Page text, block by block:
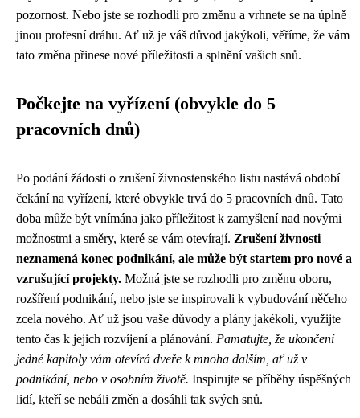
pozornost. Nebo jste se rozhodli pro změnu a vrhnete se na úplně
jinou profesní dráhu. Ať už je váš důvod jakýkoli, věříme, že vám
tato změna přinese nové příležitosti a splnění vašich snů.
Počkejte na vyřízení (obvykle do 5
pracovních dnů)
Po podání žádosti o zrušení živnostenského listu nastává období
čekání na vyřízení, které obvykle trvá do 5 pracovních dnů. Tato
doba může být vnímána jako příležitost k zamyšlení nad novými
možnostmi a směry, které se vám otevírají. Zrušení živnosti
neznamená konec podnikání, ale může být startem pro nové a
vzrušující projekty. Možná jste se rozhodli pro změnu oboru,
rozšíření podnikání, nebo jste se inspirovali k vybudování něčeho
zcela nového. Ať už jsou vaše důvody a plány jakékoli, využijte
tento čas k jejich rozvíjení a plánování. Pamatujte, že ukončení
jedné kapitoly vám otevírá dveře k mnoha dalším, ať už v
podnikání, nebo v osobním životě. Inspirujte se příběhy úspěšných
lidí, kteří se nebáli změn a dosáhli tak svých snů.